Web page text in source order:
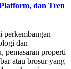
dan Tren
perkembangan
dan
pemasaran properti
atau brosur yang